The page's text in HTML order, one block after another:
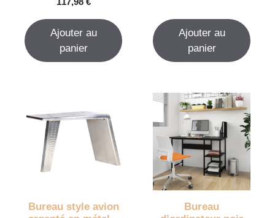
s
5
Ajouter au
panier
Ajouter au
panier
Bureau style avion
Bureau